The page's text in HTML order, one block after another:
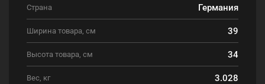
Страна Германия
Ширина товара, см 39
Высота товара, см 34
Вес, кг 3.028